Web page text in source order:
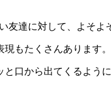
達に対して、よそよ
もたくさんあります。
口から出てくるよう